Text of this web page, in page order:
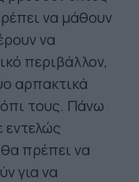
να μάθουν
να
περιβάλλον,
αρπακτικά
τους. Πάνω
εντελώς
πρέπει να
για να